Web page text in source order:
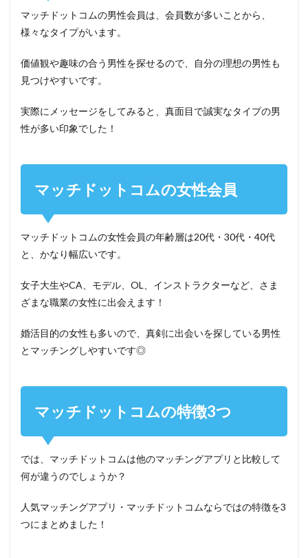
マッチドットコムの男性会員は、会員数が多いことから、
様々なタイプがいます。
価値観や趣味の合う男性を探せるので、自分の理想の男性も
見つけやすいです。
実際にメッセージをしてみると、真面目で誠実なタイプの男
性が多い印象でした！
マッチドットコムの女性会員
マッチドットコムの女性会員の年齢層は20代・30代・40代
と、かなり幅広いです。
女子大生やCA、モデル、OL、インストラクターなど、さま
ざまな職業の女性に出会えます！
婚活目的の女性も多いので、真剣に出会いを探している男性
とマッチングしやすいです◎
マッチドットコムの特徴3つ
では、マッチドットコムは他のマッチングアプリと比較して
何が違うのでしょうか？
人気マッチングアプリ・マッチドットコムならではの特徴を3
つにまとめました！